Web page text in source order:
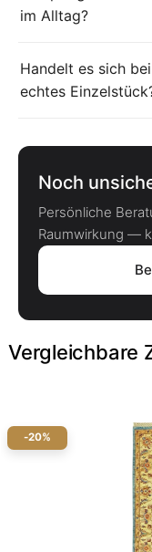
im Alltag?
Handelt es sich
echtes
Noch
Persönliche
Raumwirkung —
Vergleichbare
-20%